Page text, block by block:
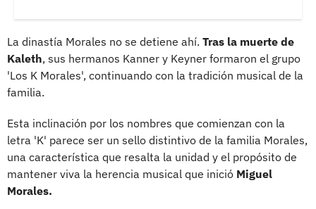
La dinastía Morales no se detiene ahí. Tras la muerte de
Kaleth, sus hermanos Kanner y Keyner formaron el grupo
'Los K Morales', continuando con la tradición musical de la
familia.
Esta inclinación por los nombres que comienzan con la
letra 'K' parece ser un sello distintivo de la familia Morales,
una característica que resalta la unidad y el propósito de
mantener viva la herencia musical que inició Miguel
Morales.